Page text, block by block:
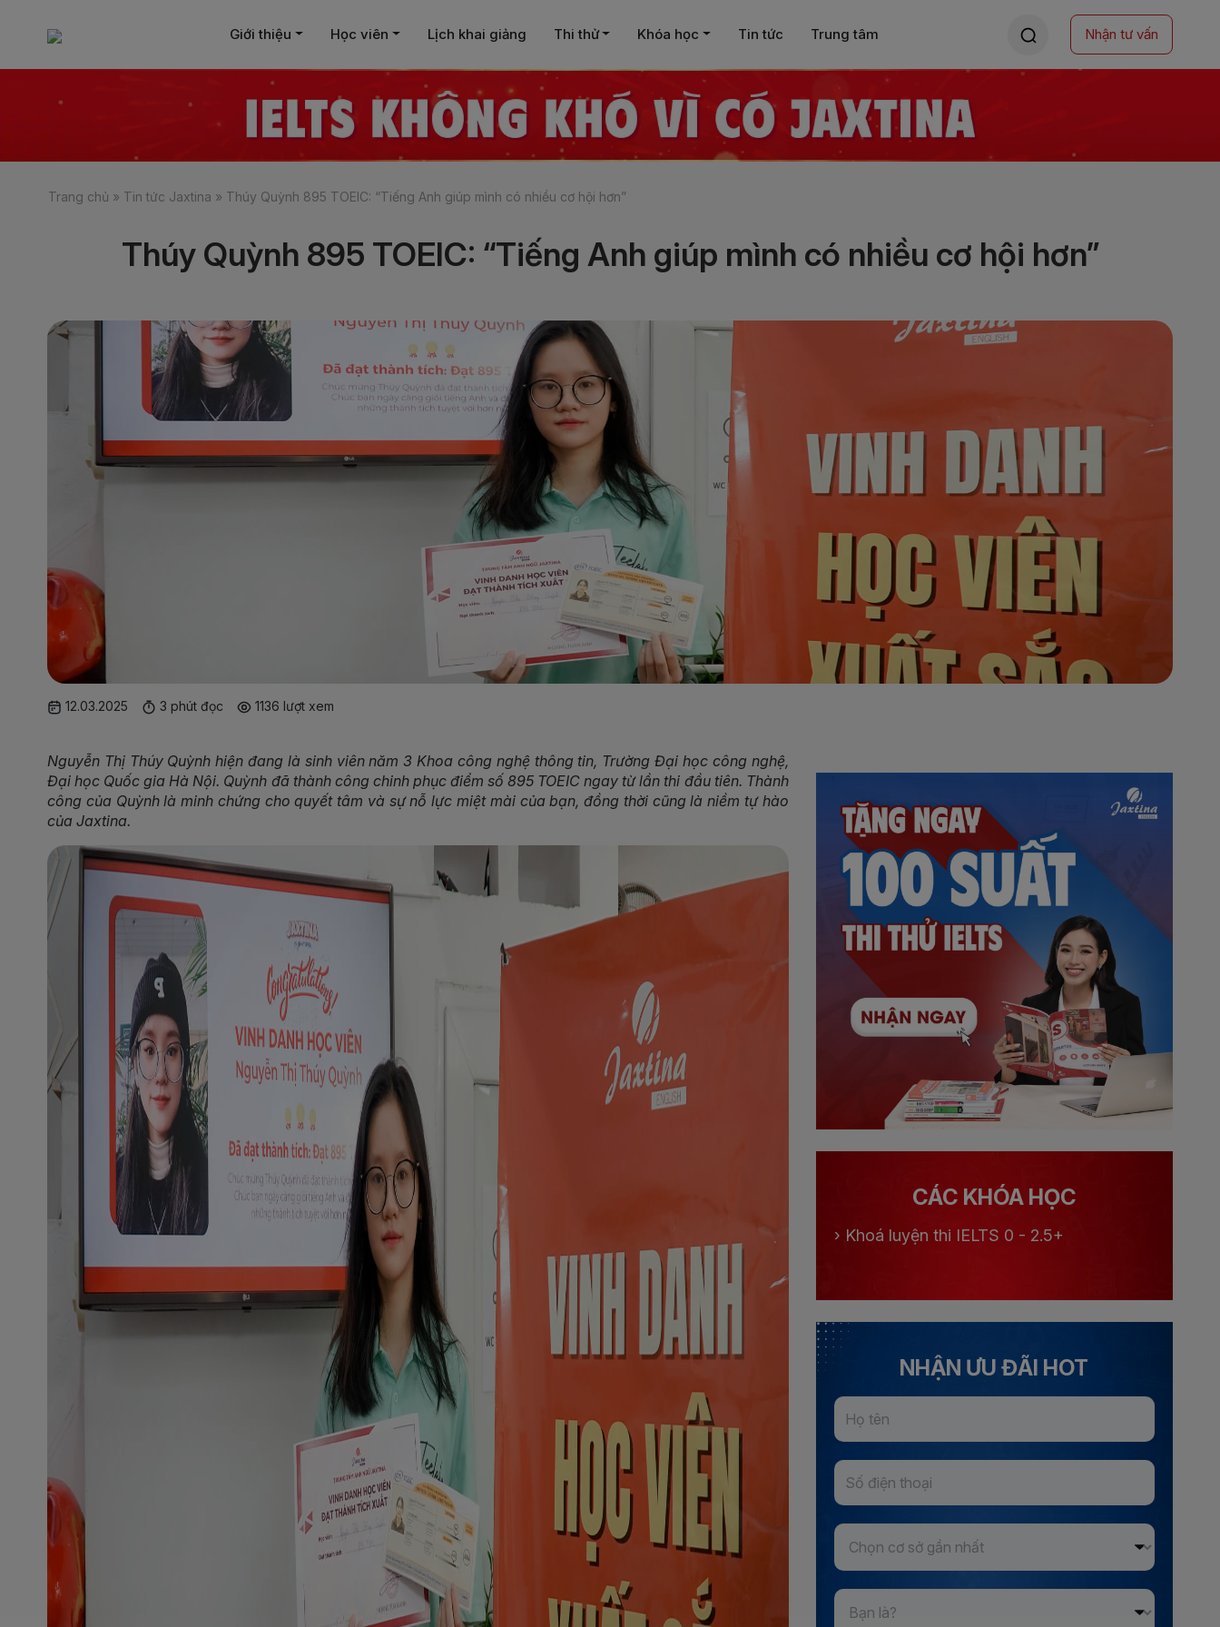
Giới thiệu Học viên Lịch khai giảng Thi thử Khóa học Tin tức Trung tâm Nhận tư vấn
Trang chủ » Tin tức Jaxtina » Thúy Quỳnh 895 TOEIC: “Tiếng Anh giúp mình có nhiều cơ hội hơn”
Thúy Quỳnh 895 TOEIC: “Tiếng Anh giúp mình có nhiều cơ hội hơn”
12.03.2025 3 phút đọc 1136 lượt xem
Nguyễn Thị Thúy Quỳnh hiện đang là sinh viên năm 3 Khoa công nghệ thông tin, Trường Đại học công nghệ,
Đại học Quốc gia Hà Nội. Quỳnh đã thành công chinh phục điểm số 895 TOEIC ngay từ lần thi đầu tiên. Thành
công của Quỳnh là minh chứng cho quyết tâm và sự nỗ lực miệt mài của bạn, đồng thời cũng là niềm tự hào
của Jaxtina.
CÁC KHÓA HỌC
› Khoá luyện thi IELTS 0 - 2.5+
NHẬN ƯU ĐÃI HOT